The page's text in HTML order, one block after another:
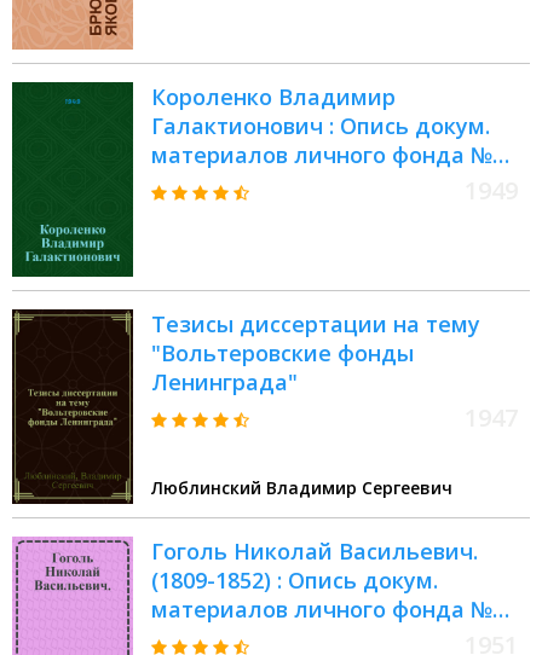
Короленко Владимир
Галактионович : Опись докум.
материалов личного фонда №
234 : Крайние даты докум.
Тезисы диссертации на тему
"Вольтеровские фонды
Ленинграда"
Люблинский Владимир Сергеевич
Гоголь Николай Васильевич.
(1809-1852) : Опись докум.
материалов личного фонда №
139 : Крайние даты докум.